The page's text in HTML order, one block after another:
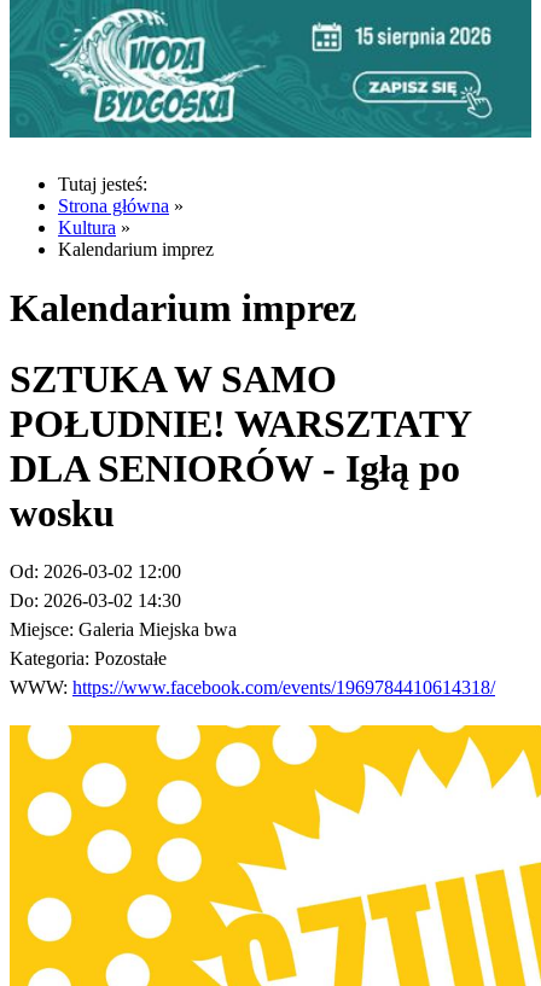
Tutaj jesteś:
Strona główna »
Kultura »
Kalendarium imprez
Kalendarium imprez
SZTUKA W SAMO
POŁUDNIE! WARSZTATY
DLA SENIORÓW - Igłą po
wosku
Od: 2026-03-02 12:00
Do: 2026-03-02 14:30
Miejsce: Galeria Miejska bwa
Kategoria: Pozostałe
WWW: https://www.facebook.com/events/1969784410614318/